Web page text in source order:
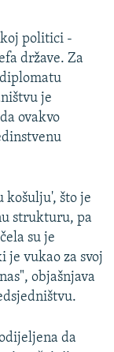
politici -
države. Za
je
ovakvo
košulju', što je
strukturu, pa
su je
je vukao za svoj
objašnjava
da